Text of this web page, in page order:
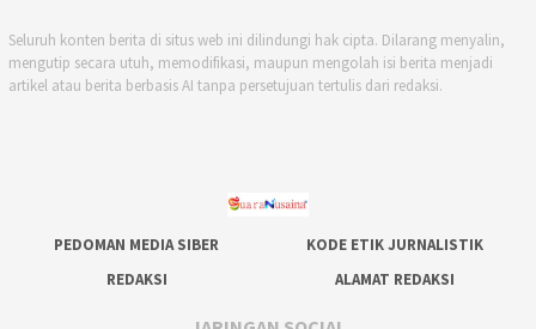
Seluruh konten berita di situs web ini dilindungi hak cipta. Dilarang menyalin,
mengutip secara utuh, memodifikasi, maupun mengolah isi berita menjadi
artikel atau berita berbasis AI tanpa persetujuan tertulis dari redaksi.
PEDOMAN MEDIA SIBER
KODE ETIK JURNALISTIK
REDAKSI
ALAMAT REDAKSI